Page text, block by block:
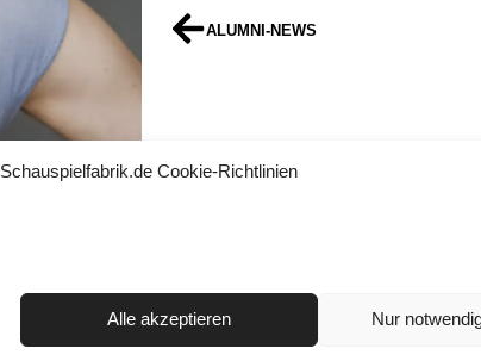
Schauspielfabrik.de Cookie-Richtlinien
Alle akzeptieren Nur
ALUMNI-NEWS